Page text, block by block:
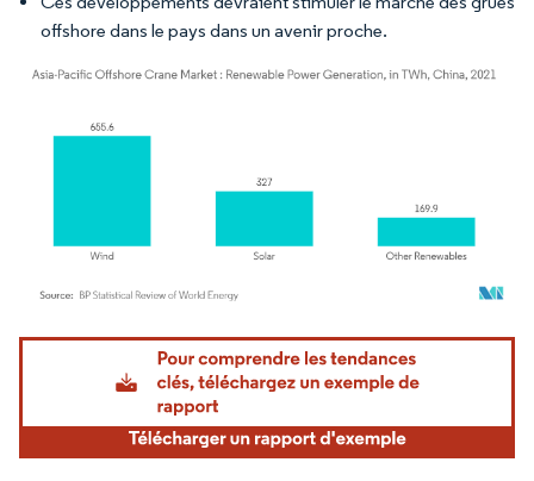
offshore dans le pays dans un avenir proche.
Image © Mordor Intelligence. La réutilisation nécessite une attribution sous CC BY